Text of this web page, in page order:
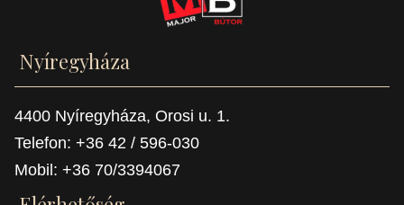
Nyíregyháza
4400 Nyíregyháza, Orosi u. 1.
Telefon: +36 42 / 596-030
Mobil: +36 70/3394067